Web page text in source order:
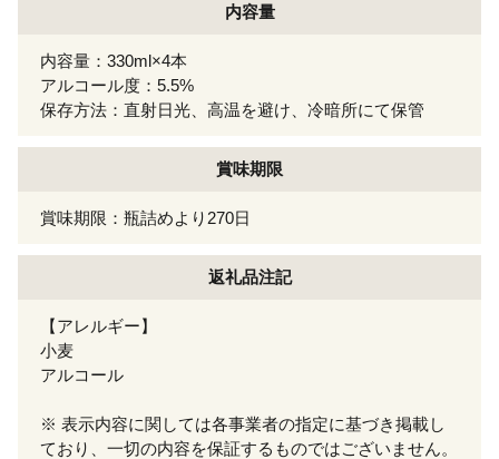
内容量
内容量：330ml×4本
アルコール度：5.5%
保存方法：直射日光、高温を避け、冷暗所にて保管
賞味期限
賞味期限：瓶詰めより270日
返礼品注記
【アレルギー】
小麦
アルコール
※ 表示内容に関しては各事業者の指定に基づき掲載し
ており、一切の内容を保証するものではございません。